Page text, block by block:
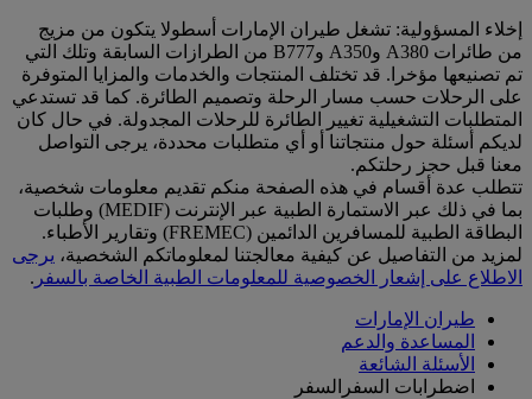
إخلاء المسؤولية: تشغل طيران الإمارات أسطولا يتكون من مزيج
من طائرات A380 وA350 وB777 من الطرازات السابقة وتلك التي
تم تصنيعها مؤخرا. قد تختلف المنتجات والخدمات والمزايا المتوفرة
على الرحلات حسب مسار الرحلة وتصميم الطائرة. كما قد تستدعي
المتطلبات التشغيلية تغيير الطائرة للرحلات المجدولة. في حال كان
لديكم أسئلة حول منتجاتنا أو أي متطلبات محددة، يرجى التواصل
معنا قبل حجز رحلتكم.
تتطلب عدة أقسام في هذه الصفحة منكم تقديم معلومات شخصية،
بما في ذلك عبر الاستمارة الطبية عبر الإنترنت (MEDIF) وطلبات
البطاقة الطبية للمسافرين الدائمين (FREMEC) وتقارير الأطباء.
لمزيد من التفاصيل عن كيفية معالجتنا لمعلوماتكم الشخصية، يرجى
الاطلاع على إشعار الخصوصية للمعلومات الطبية الخاصة بالسفر .
طيران الإمارات
المساعدة والدعم
الأسئلة الشائعة
اضطرابات السفرالسفر